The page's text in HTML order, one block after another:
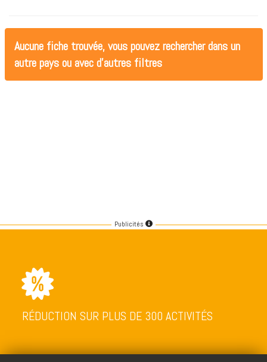
Aucune fiche trouvée, vous pouvez rechercher dans un
autre pays ou avec d'autres filtres
Publicités
RÉDUCTION SUR PLUS DE 300 ACTIVITÉS